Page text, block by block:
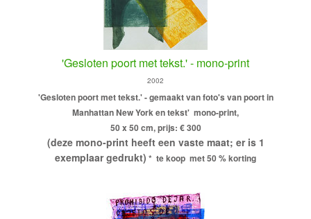
'Gesloten poort met tekst.' - mono-print
2002
'Gesloten poort met tekst.' - gemaakt van foto's van poort in
Manhattan New York en tekst' mono-print,
50 x 50 cm, prijs: € 300
(deze mono-print heeft een vaste maat; er is 1
exemplaar gedrukt) * te koop met 50 % korting